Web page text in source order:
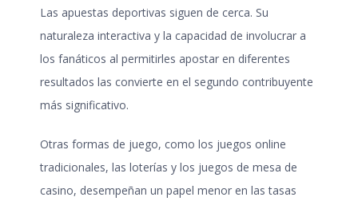
Las apuestas deportivas siguen de cerca. Su
naturaleza interactiva y la capacidad de involucrar a
los fanáticos al permitirles apostar en diferentes
resultados las convierte en el segundo contribuyente
más significativo.
Otras formas de juego, como los juegos online
tradicionales, las loterías y los juegos de mesa de
casino, desempeñan un papel menor en las tasas